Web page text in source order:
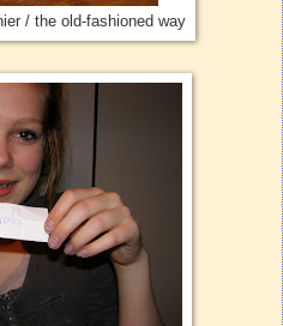
/ the old-fashioned way